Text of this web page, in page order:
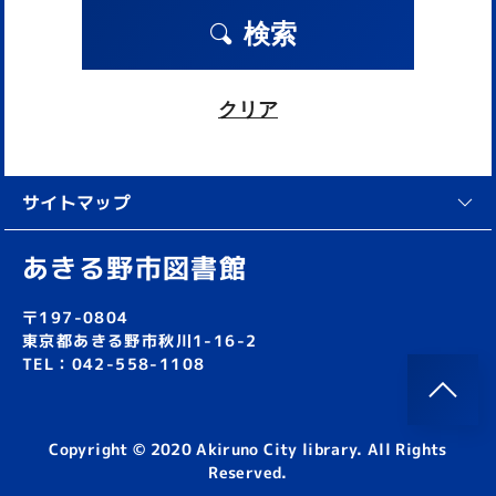
検索
クリア
サイトマップ
あきる野市図書館
〒197-0804
東京都あきる野市秋川1-16-2
TEL：042-558-1108
Copyright © 2020 Akiruno City library. All Rights
Reserved.